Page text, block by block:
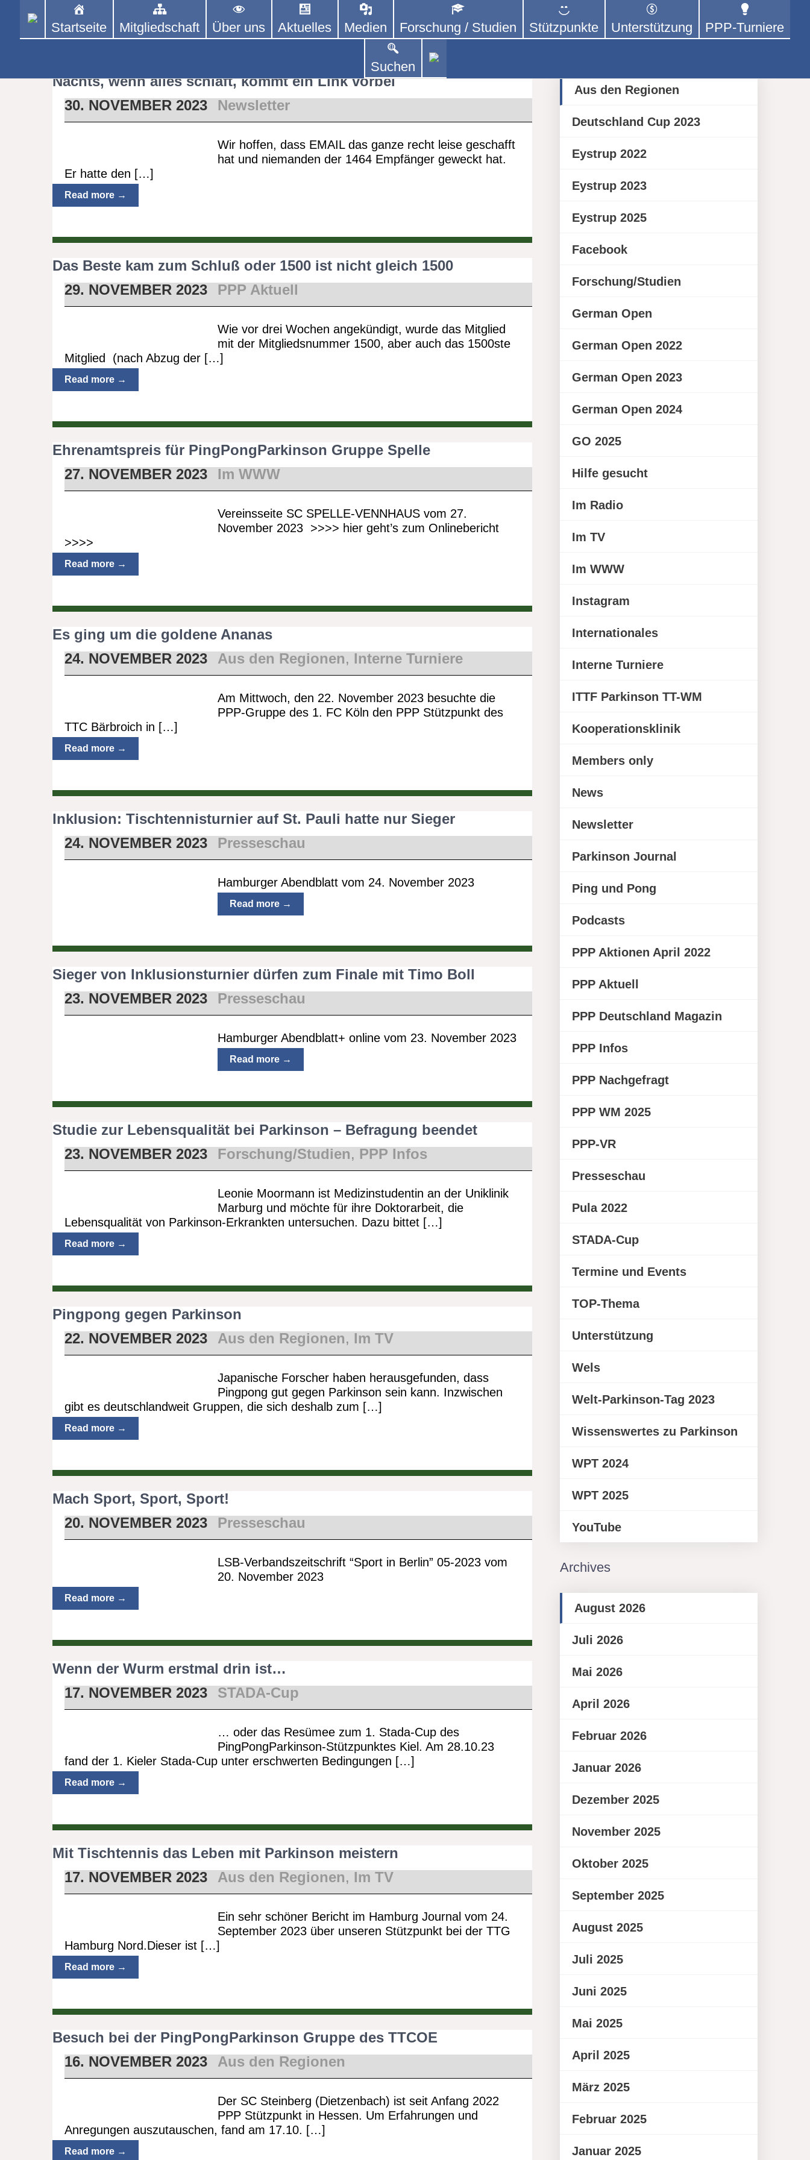
PINGPONGPARKINSON DEUTSCHLAND E. V.
ist der bundesweite Zusammenschluss von kooperierenden Vereinen und Einzelpersonen, der sich – mit dem Mittel
Tischtennis – überwiegend ehrenamtlich um Personen mit Parkinson und deren Angehörige kümmert.
Startseite Mitgliedschaft Über uns Aktuelles Medien Forschung / Studien Stützpunkte Unterstützung PPP-Turniere
Suchen
November 2023
Nachts, wenn alles schläft, kommt ein Link vorbei
30. NOVEMBER 2023
Newsletter
Wir hoffen, dass EMAIL das ganze recht leise geschafft
hat und niemanden der 1464 Empfänger geweckt hat.
Er hatte den […]
Read more →
Das Beste kam zum Schluß oder 1500 ist nicht gleich 1500
29. NOVEMBER 2023
PPP Aktuell
Wie vor drei Wochen angekündigt, wurde das Mitglied
mit der Mitgliedsnummer 1500, aber auch das 1500ste
Mitglied (nach Abzug der […]
Read more →
Ehrenamtspreis für PingPongParkinson Gruppe Spelle
27. NOVEMBER 2023
Im WWW
Vereinsseite SC SPELLE-VENNHAUS vom 27.
November 2023 >>>> hier geht’s zum Onlinebericht
>>>>
Read more →
Es ging um die goldene Ananas
24. NOVEMBER 2023
Aus den Regionen, Interne Turniere
Am Mittwoch, den 22. November 2023 besuchte die
PPP-Gruppe des 1. FC Köln den PPP Stützpunkt des
TTC Bärbroich in […]
Read more →
Inklusion: Tischtennisturnier auf St. Pauli hatte nur Sieger
24. NOVEMBER 2023
Presseschau
Hamburger Abendblatt vom 24. November 2023
Read more →
Sieger von Inklusionsturnier dürfen zum Finale mit Timo Boll
23. NOVEMBER 2023
Presseschau
Hamburger Abendblatt+ online vom 23. November 2023
Read more →
Studie zur Lebensqualität bei Parkinson – Befragung beendet
23. NOVEMBER 2023
Forschung/Studien, PPP Infos
Leonie Moormann ist Medizinstudentin an der Uniklinik
Marburg und möchte für ihre Doktorarbeit, die
Lebensqualität von Parkinson-Erkrankten untersuchen. Dazu bittet […]
Read more →
Pingpong gegen Parkinson
22. NOVEMBER 2023
Aus den Regionen, Im TV
Japanische Forscher haben herausgefunden, dass
Pingpong gut gegen Parkinson sein kann. Inzwischen
gibt es deutschlandweit Gruppen, die sich deshalb zum […]
Read more →
Mach Sport, Sport, Sport!
20. NOVEMBER 2023
Presseschau
LSB-Verbandszeitschrift “Sport in Berlin” 05-2023 vom
20. November 2023
Read more →
Wenn der Wurm erstmal drin ist…
17. NOVEMBER 2023
STADA-Cup
… oder das Resümee zum 1. Stada-Cup des
PingPongParkinson-Stützpunktes Kiel. Am 28.10.23
fand der 1. Kieler Stada-Cup unter erschwerten Bedingungen […]
Read more →
Mit Tischtennis das Leben mit Parkinson meistern
17. NOVEMBER 2023
Aus den Regionen, Im TV
Ein sehr schöner Bericht im Hamburg Journal vom 24.
September 2023 über unseren Stützpunkt bei der TTG
Hamburg Nord.Dieser ist […]
Read more →
Besuch bei der PingPongParkinson Gruppe des TTCOE
16. NOVEMBER 2023
Aus den Regionen
Der SC Steinberg (Dietzenbach) ist seit Anfang 2022
PPP Stützpunkt in Hessen. Um Erfahrungen und
Anregungen auszutauschen, fand am 17.10. […]
Read more →
Aus den Regionen
Deutschland Cup 2023
Eystrup 2022
Eystrup 2023
Eystrup 2025
Facebook
Forschung/Studien
German Open
German Open 2022
German Open 2023
German Open 2024
GO 2025
Hilfe gesucht
Im Radio
Im TV
Im WWW
Instagram
Internationales
Interne Turniere
ITTF Parkinson TT-WM
Kooperationsklinik
Members only
News
Newsletter
Parkinson Journal
Ping und Pong
Podcasts
PPP Aktionen April 2022
PPP Aktuell
PPP Deutschland Magazin
PPP Infos
PPP Nachgefragt
PPP WM 2025
PPP-VR
Presseschau
Pula 2022
STADA-Cup
Termine und Events
TOP-Thema
Unterstützung
Wels
Welt-Parkinson-Tag 2023
Wissenswertes zu Parkinson
WPT 2024
WPT 2025
YouTube
Archives
August 2026
Juli 2026
Mai 2026
April 2026
Februar 2026
Januar 2026
Dezember 2025
November 2025
Oktober 2025
September 2025
August 2025
Juli 2025
Juni 2025
Mai 2025
April 2025
März 2025
Februar 2025
Januar 2025